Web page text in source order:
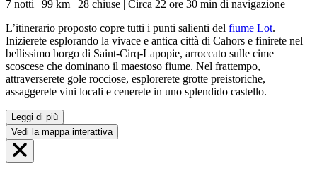
7 notti | 99 km | 28 chiuse | Circa 22 ore 30 min di navigazione
L’itinerario proposto copre tutti i punti salienti del fiume Lot.
Inizierete esplorando la vivace e antica città di Cahors e finirete nel
bellissimo borgo di Saint-Cirq-Lapopie, arroccato sulle cime
scoscese che dominano il maestoso fiume. Nel frattempo,
attraverserete gole rocciose, esplorerete grotte preistoriche,
assaggerete vini locali e cenerete in uno splendido castello.
Leggi di più
Vedi la mappa interattiva